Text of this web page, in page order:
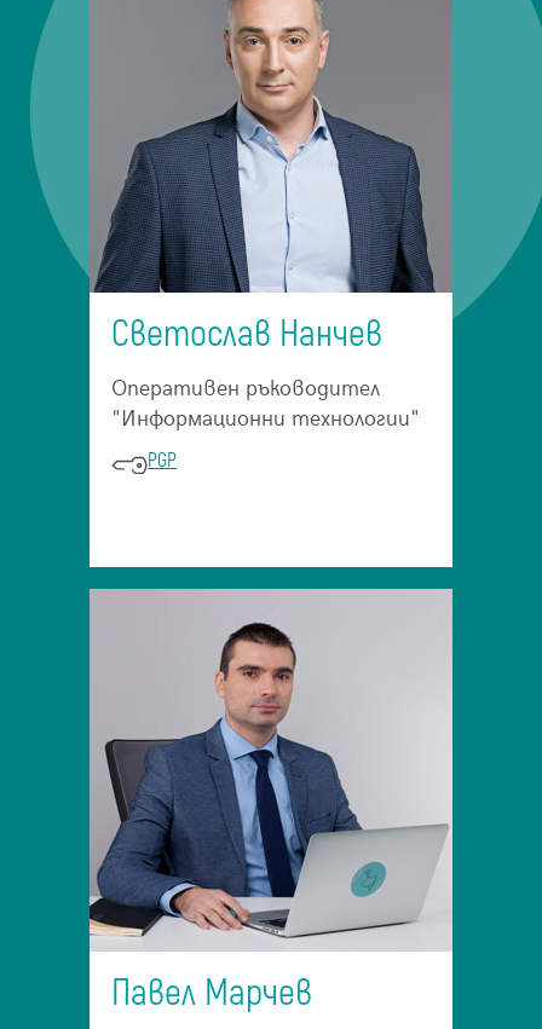
Светослав Нанчев
Оперативен ръководител
"Информационни технологии"
PGP
Павел Марчев